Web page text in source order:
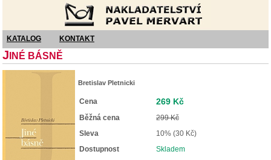
KATALOG KONTAKT
J INÉ BÁSNĚ
Bretislav Pletnicki
Cena 269 Kč
Běžná cena
299 Kč
Sleva
10% (30 Kč)
Dostupnost
Skladem